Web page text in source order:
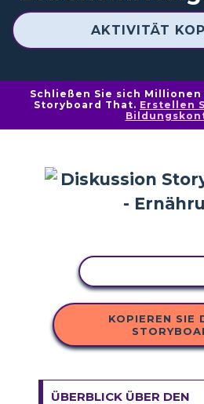
AKTIVITÄT
Schließen Sie sich
Storyboard That. Erstellen
KOPIEREN SIE
ÜBERBLICK ÜBER DEN